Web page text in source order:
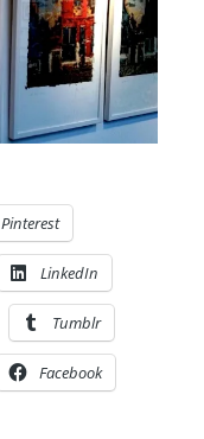
Pinterest
LinkedIn
Tumblr
Facebook